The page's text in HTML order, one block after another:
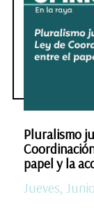
Pluralismo
papel y la
Jueves,